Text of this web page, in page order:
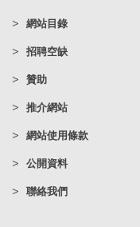
網站目錄
招聘空缺
贊助
推介網站
網站使用條款
公開資料
聯絡我們